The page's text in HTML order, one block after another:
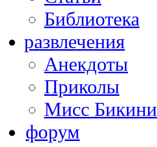
Библиотека
развлечения
Анекдоты
Приколы
Мисс Бикини
форум